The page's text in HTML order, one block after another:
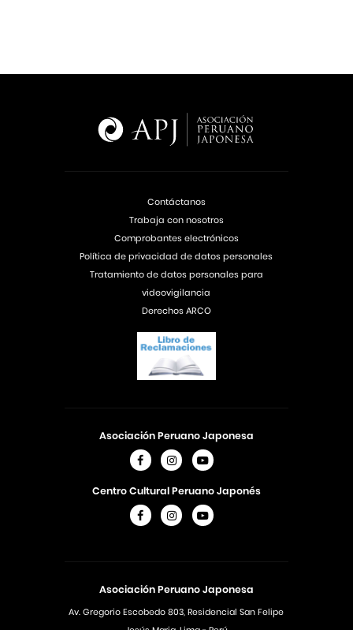
Asociación Peruano Japonesa
Av. Gregorio Escobedo 803, Residencial San Felipe
Asociación Peruano Japonesa
Centro Cultural Peruano Japonés
Contáctanos
Trabaja con nosotros
Comprobantes electrónicos
Política de privacidad de datos personales
Tratamiento de datos personales para
videovigilancia
Derechos ARCO